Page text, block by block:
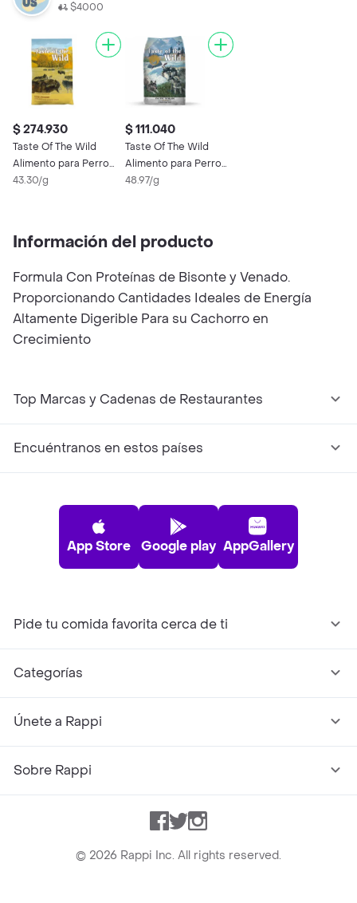
$4000
$ 274.930
Taste Of The Wild
Alimento para Perro
High Prairie
43.30/g
$ 111.040
Taste Of The Wild
Alimento para Perro
Pacific Puppy Salmón
48.97/g
Información del producto
Formula Con Proteínas de Bisonte y Venado.
Proporcionando Cantidades Ideales de Energía
Altamente Digerible Para su Cachorro en
Crecimiento
Top Marcas y Cadenas de Restaurantes
Encuéntranos en estos países
App Store Google play AppGallery
Pide tu comida favorita cerca de ti
Categorías
Únete a Rappi
Sobre Rappi
Facebook
TwitterInstagram
© 2026 Rappi Inc. All rights reserved.